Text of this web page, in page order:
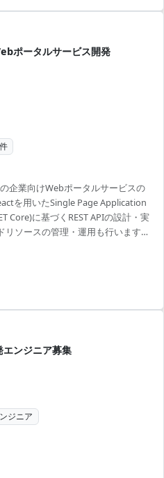
ポータルサービス開発
企業向けWebポータルサービスの
を用いたSingle Page Application
Core)に基づくREST APIの設計・実
ソースの管理・運用も行います。
築を目指します。 ■ 業務内容 ・既
React SPA） ・Graph APIを用いた
・C# (.NET Core) によるRE...
ンジニア募集
ジニア